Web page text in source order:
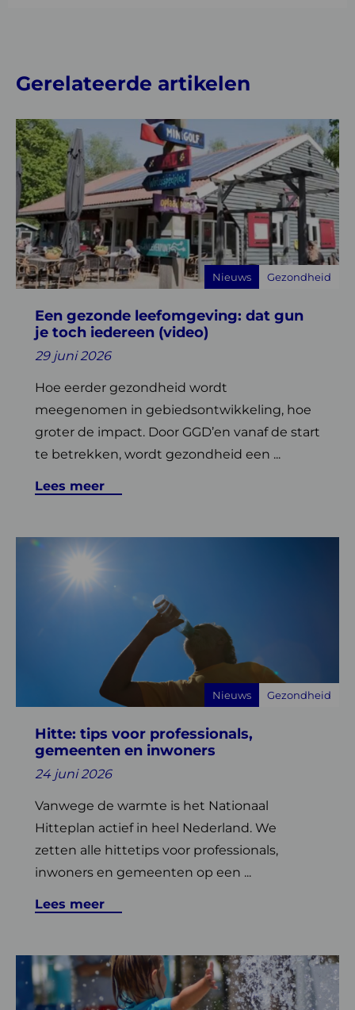
Gerelateerde artikelen
Een gezonde leefomgeving: dat gun
je toch iedereen (video)
29 juni 2026
Hoe eerder gezondheid wordt
meegenomen in gebiedsontwikkeling, hoe
groter de impact. Door GGD’en vanaf de start
te betrekken, wordt gezondheid een ...
Lees meer
Nieuws Gezondheid
Lees
meer
over
Een
gezonde
leefomgeving:
dat
gun
je
iedereen
(video)
Hitte: tips voor professionals,
gemeenten en inwoners
24 juni 2026
Vanwege de warmte is het Nationaal
Hitteplan actief in heel Nederland. We
zetten alle hittetips voor professionals,
inwoners en gemeenten op een ...
Lees meer
Nieuws Gezondheid
Lees
Lees
meer
over